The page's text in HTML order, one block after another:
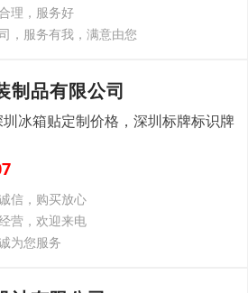
理，服务好
，服务有我，满意由您
制品有限公司
冰箱贴定制价格，深圳标牌标识牌
信，购买放心
营，欢迎来电
为您服务